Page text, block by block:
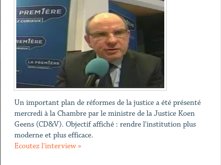
​Un important plan de réformes de la justice a été présenté
mercredi à la Chambre par le ministre de la Justice Koen
Geens (CD&V). Objectif affiché : rendre l'institution plus
moderne et plus efficace.
Ecoutez l'interview »